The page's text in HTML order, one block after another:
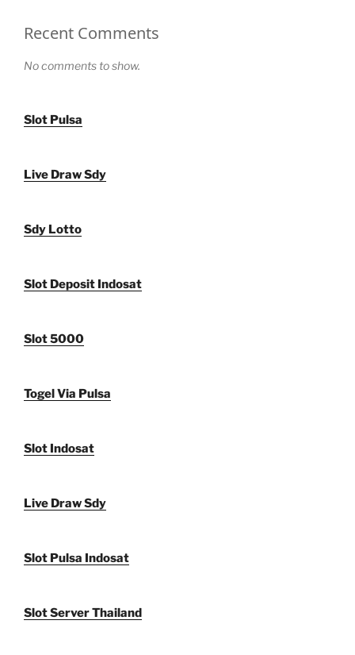
Recent Comments
No comments to show.
Slot Pulsa
Live Draw Sdy
Sdy Lotto
Slot Deposit Indosat
Slot 5000
Togel Via Pulsa
Slot Indosat
Live Draw Sdy
Slot Pulsa Indosat
Slot Server Thailand